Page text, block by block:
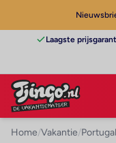
Laagste
Home/Vakantie/Portugal